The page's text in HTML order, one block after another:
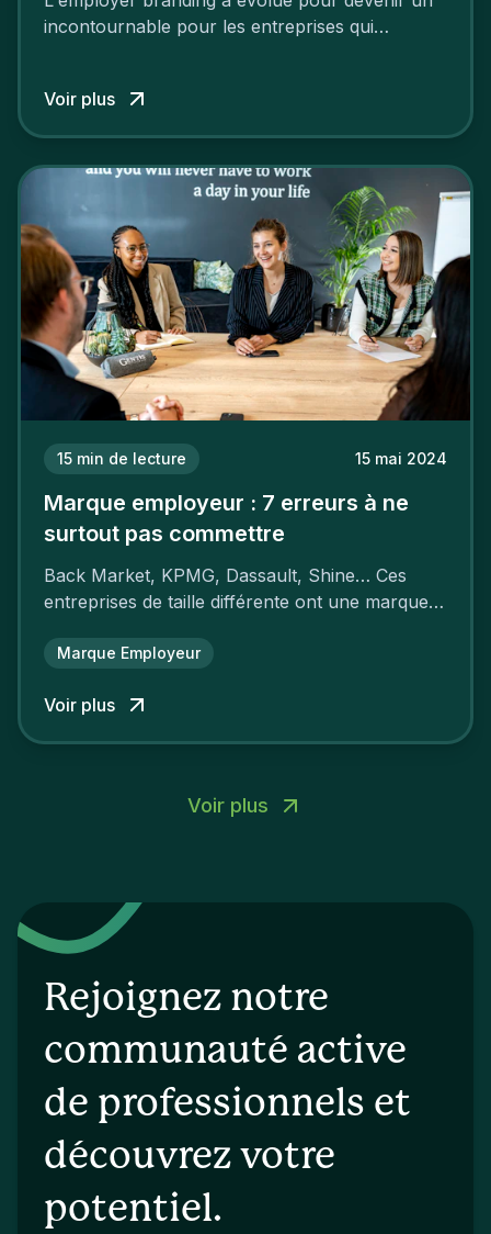
incontournable pour les entreprises qui
Voir plus
15 min de lecture 15 mai 2024
Marque employeur : 7 erreurs à ne
surtout pas commettre
Back Market, KPMG, Dassault, Shine… Ces
entreprises de taille différente ont une marque
attractivité et une fidélisation à faire pâlir leurs
Marque Employeur
Voir plus
Voir plus
Rejoignez notre
communauté active
de professionnels et
découvrez votre
potentiel.